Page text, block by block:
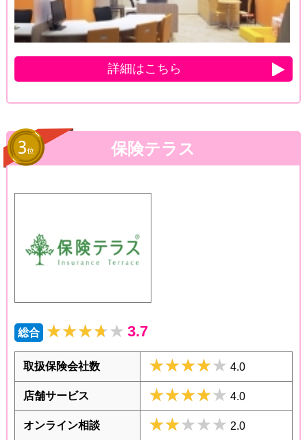
詳細はこちら
保険テラス
総合 ★★★★★
★★★★★ 3.7
取扱保険会社数 ★★★★★
★★★★★ 4.0
店舗サービス ★★★★★
★★★★★ 4.0
オンライン相談 ★★★★★
★★★★★ 2.0